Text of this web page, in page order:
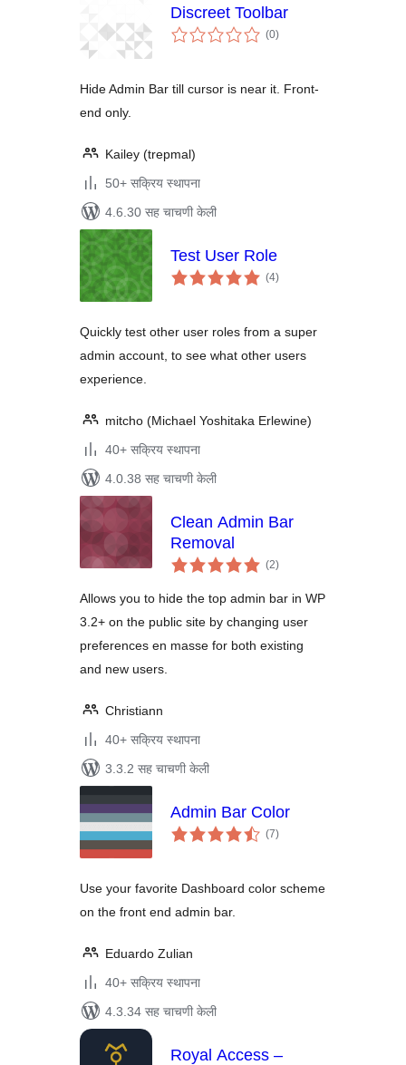
Discreet Toolbar
(0एकूण
मूल्यांकन
)
Hide Admin Bar till cursor is near it. Front-
end only.
Kailey (trepmal)
50+ सक्रिय स्थापना
4.6.30 सह चाचणी केली
Test User Role
(4एकूण
मूल्यांकन
)
Quickly test other user roles from a super
admin account, to see what other users
experience.
mitcho (Michael Yoshitaka Erlewine)
40+ सक्रिय स्थापना
4.0.38 सह चाचणी केली
Clean Admin Bar
Removal
(2एकूण
मूल्यांकन
)
Allows you to hide the top admin bar in WP
3.2+ on the public site by changing user
preferences en masse for both existing
and new users.
Christiann
40+ सक्रिय स्थापना
3.3.2 सह चाचणी केली
Admin Bar Color
(7एकूण
मूल्यांकन
)
Use your favorite Dashboard color scheme
on the front end admin bar.
Eduardo Zulian
40+ सक्रिय स्थापना
4.3.34 सह चाचणी केली
Royal Access –